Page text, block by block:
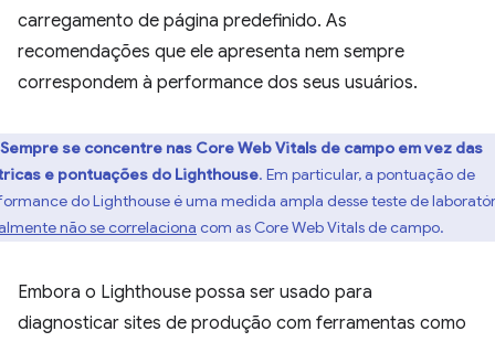
carregamento de página predefinido. As
recomendações que ele apresenta nem sempre
correspondem à performance dos seus usuários.
Sempre se concentre nas Core Web Vitals de campo em vez das
e pontuações do Lighthouse. Em particular, a pontuação de
do Lighthouse é uma medida ampla desse teste de
não se correlaciona com as Core Web Vitals de campo.
Embora o Lighthouse possa ser usado para
diagnosticar sites de produção com ferramentas como